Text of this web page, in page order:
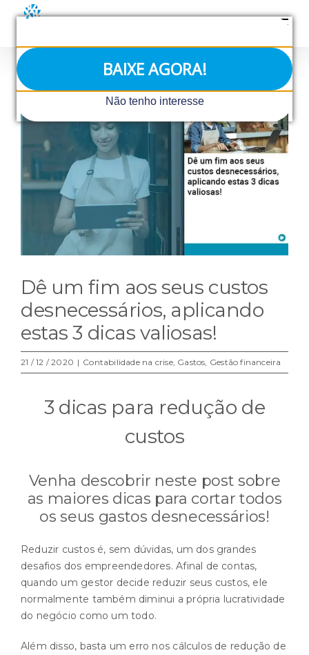
BAIXE AGORA!
Não tenho interesse
conteúdo
View
Larger
Image
Dê um fim aos seus custos
desnecessários, aplicando
estas 3 dicas valiosas!
21 / 12 / 2020 | Contabilidade na crise, Gastos, Gestão financeira
3 dicas para redução de
custos
Venha descobrir neste post sobre
as maiores dicas para cortar todos
os seus gastos desnecessários!
Reduzir custos é, sem dúvidas, um dos grandes
desafios dos empreendedores. Afinal de contas,
quando um gestor decide reduzir seus custos, ele
normalmente também diminui a própria lucratividade
do negócio como um todo.
Além disso, basta um erro nos cálculos de redução de